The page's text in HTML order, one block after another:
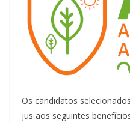
Os candidatos
jus aos seguintes